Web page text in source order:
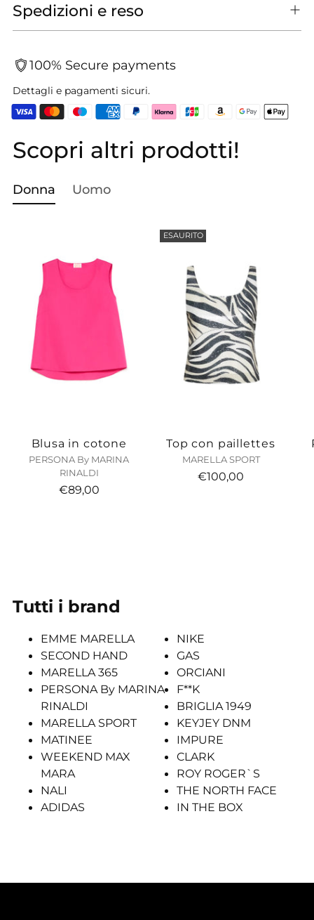
Spedizioni e reso
100% Secure payments
Dettagli e pagamenti sicuri.
Aggiungere
un
al
Scopri altri prodotti!
Donna Uomo
Blusa in cotone
PERSONA By MARINA
RINALDI
€89,00
ESAURITO
Top con paillettes
MARELLA SPORT
€100,00
Tutti i brand
EMME MARELLA
SECOND HAND
MARELLA 365
PERSONA By MARINA
RINALDI
MARELLA SPORT
MATINEE
WEEKEND MAX
MARA
NALI
ADIDAS
NIKE
GAS
ORCIANI
F**K
BRIGLIA 1949
KEYJEY DNM
IMPURE
CLARK
ROY ROGER`S
THE NORTH FACE
IN THE BOX